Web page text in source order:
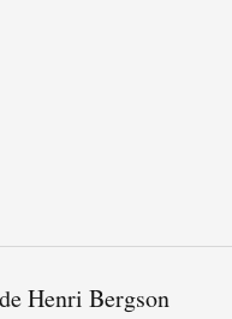
Henri Bergson